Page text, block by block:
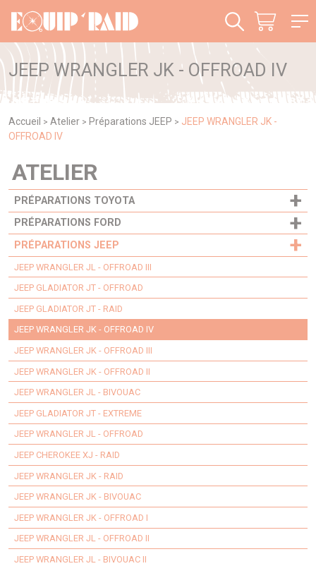
JEEP WRANGLER JK - OFFROAD IV
Accueil > Atelier > Préparations JEEP > JEEP WRANGLER JK -
OFFROAD IV
ATELIER
PRÉPARATIONS TOYOTA +
PRÉPARATIONS FORD +
PRÉPARATIONS JEEP +
JEEP WRANGLER JL - OFFROAD III
JEEP GLADIATOR JT - OFFROAD
JEEP GLADIATOR JT - RAID
JEEP WRANGLER JK - OFFROAD IV
JEEP WRANGLER JK - OFFROAD III
JEEP WRANGLER JK - OFFROAD II
JEEP WRANGLER JL - BIVOUAC
JEEP GLADIATOR JT - EXTREME
JEEP WRANGLER JL - OFFROAD
JEEP CHEROKEE XJ - RAID
JEEP WRANGLER JK - RAID
JEEP WRANGLER JK - BIVOUAC
JEEP WRANGLER JK - OFFROAD I
JEEP WRANGLER JL - OFFROAD II
JEEP WRANGLER JL - BIVOUAC II
Panneau de gestion des cookies